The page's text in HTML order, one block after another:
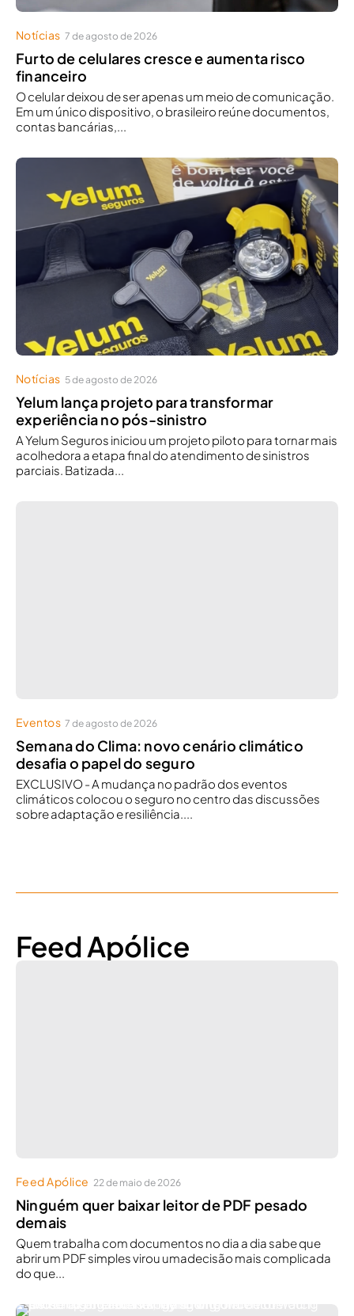
Notícias 7 de agosto de 2026
Furto de celulares cresce e aumenta risco
financeiro
O celular deixou de ser apenas um meio de comunicação.
Em um único dispositivo, o brasileiro reúne documentos,
contas bancárias,...
Notícias 5 de agosto de 2026
Yelum lança projeto para transformar
experiência no pós-sinistro
A Yelum Seguros iniciou um projeto piloto para tornar mais
acolhedora a etapa final do atendimento de sinistros
parciais. Batizada...
Eventos 7 de agosto de 2026
Semana do Clima: novo cenário climático
desafia o papel do seguro
EXCLUSIVO - A mudança no padrão dos eventos
climáticos colocou o seguro no centro das discussões
sobre adaptação e resiliência....
Feed Apólice
Feed Apólice 22 de maio de 2026
Ninguém quer baixar leitor de PDF pesado
demais
Quem trabalha com documentos no dia a dia sabe que
abrir um PDF simples virou umadecisão mais complicada
do que...